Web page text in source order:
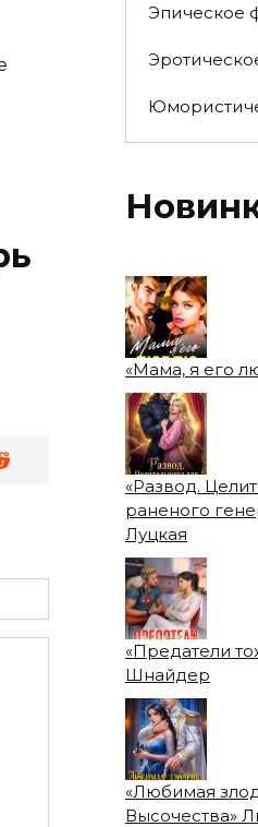
Эпическое
«Мама, я его
«Развод.
раненого
Луцкая
«Предатели
Шнайдер
«Любимая
Высочества»